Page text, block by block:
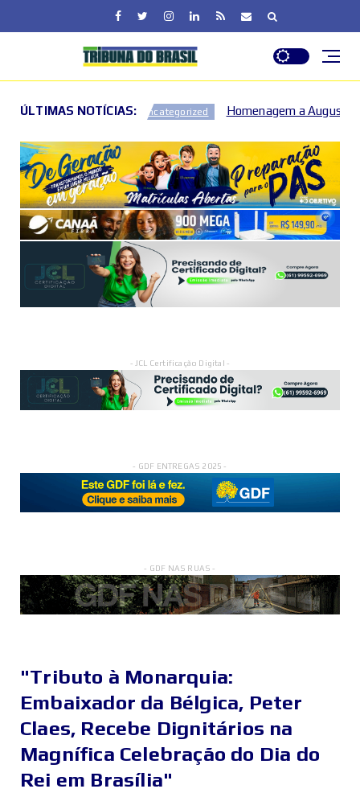
ÚLTIMAS NOTÍCIAS:
Homenagem a Augusto Nardes destaca governança e
- JCL Certificação Digital -
- GDF ENTREGAS 2025 -
- GDF NAS RUAS -
"Tributo à Monarquia:
Embaixador da Bélgica, Peter
Claes, Recebe Dignitários na
Magnífica Celebração do Dia do
Rei em Brasília"